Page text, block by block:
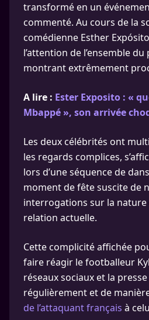
transformé en un
commenté. Au cours de la
comédienne Esther
l’attention de l’ensemble
montrant extrêmement
A lire : Ester Exposito : «
Mbappé », son arrivée
Les deux célébrités ont
les regards complices,
lors d’une séquence de
moment de fête suscite de
interrogations sur la nature
relation actuelle.
Cette complicité affichée
faire réagir le footballeur
réseaux sociaux et la
régulièrement et de
de l’attaquant français à